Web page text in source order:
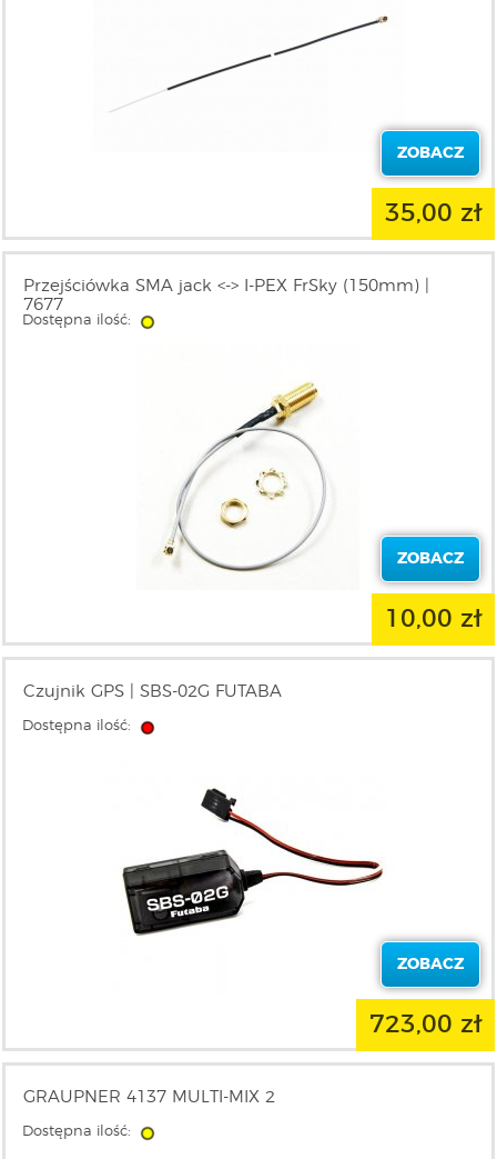
ZOBACZ
35,00 zł
Przejściówka SMA jack <-> I-PEX FrSky (150mm) |
7677
Dostępna ilość:
ZOBACZ
10,00 zł
Czujnik GPS | SBS-02G FUTABA
Dostępna ilość:
ZOBACZ
723,00 zł
GRAUPNER 4137 MULTI-MIX 2
Dostępna ilość: